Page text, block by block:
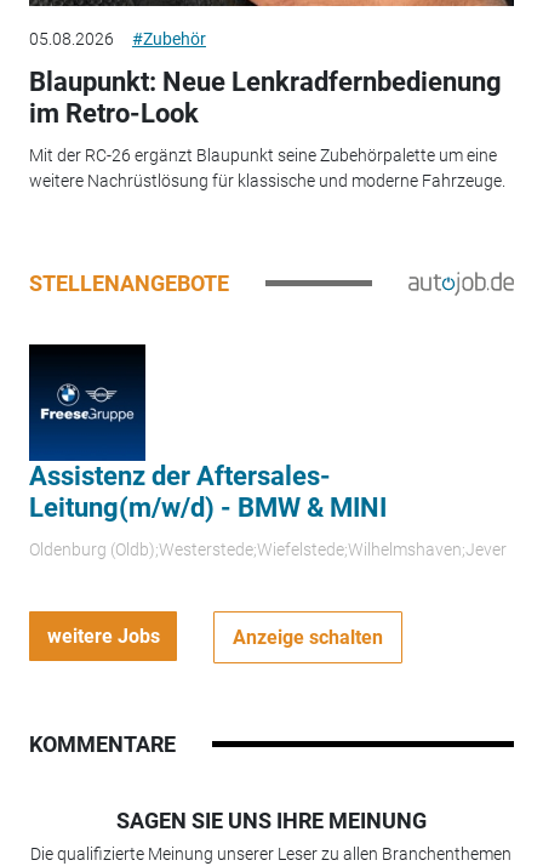
05.08.2026 #Zubehör
Blaupunkt: Neue Lenkradfernbedienung
im Retro-Look
Mit der RC-26 ergänzt Blaupunkt seine Zubehörpalette um eine
weitere Nachrüstlösung für klassische und moderne Fahrzeuge.
STELLENANGEBOTE
Assistenz der Aftersales-
Leitung(m/w/d) - BMW & MINI
Oldenburg (Oldb);Westerstede;Wiefelstede;Wilhelmshaven;Jever
weitere Jobs Anzeige schalten
KOMMENTARE
SAGEN SIE UNS IHRE MEINUNG
Die qualifizierte Meinung unserer Leser zu allen Branchenthemen